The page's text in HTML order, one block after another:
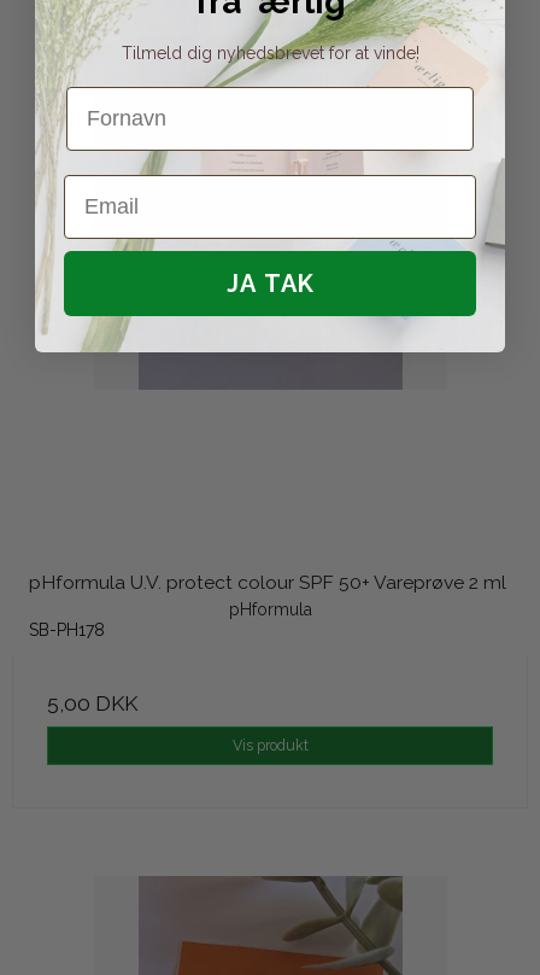
pHformula U.V. protect colour SPF 50+ Vareprøve 2 ml
pHformula
SB-PH178
5,00 DKK
Vis produkt
Tilmeld dig nyhedsbrevet for at vinde!
Fornavn
Email
JA TAK